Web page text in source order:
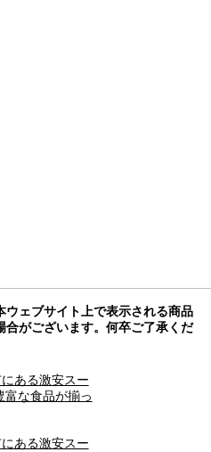
ウェブサイト上で表示される商品
合がございます。何卒ご了承くだ